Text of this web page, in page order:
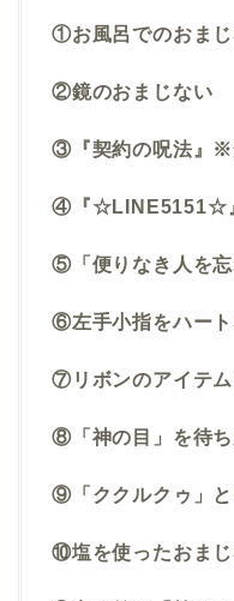
①お風呂でのおま
②鏡のおまじない
③『契約の呪法』※
④『☆LINE5151☆
⑤「便りなき人を忘
⑥左手小指をハート
⑦リボンのアイテム
⑧「神の目」を待
⑨「ククルクゥ」
⑩塩を使ったおま